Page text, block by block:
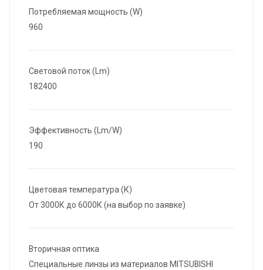
Потребляемая мощность (W)
960
Световой поток (Lm)
182400
Эффективность (Lm/W)
190
Цветовая температура (К)
От 3000К до 6000К (на выбор по заявке)
Вторичная оптика
Специальные линзы из материалов MITSUBISHI